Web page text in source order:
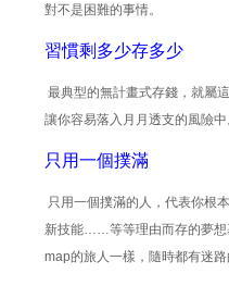
對不是困難的事情。
習慣剩多少存多少
最典型的無計畫式存錢，就屬
讓你容易落入月月透支的風險
只用一個撲滿
只用一個撲滿的人，代表你根
新技能……等等理由而存的夢想
map的旅人一樣，隨時都有迷